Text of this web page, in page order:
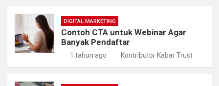
DIGITAL MARKETING
Contoh CTA untuk Webinar Agar
Banyak Pendaftar
1 tahun ago Kontributor Kabar Trust